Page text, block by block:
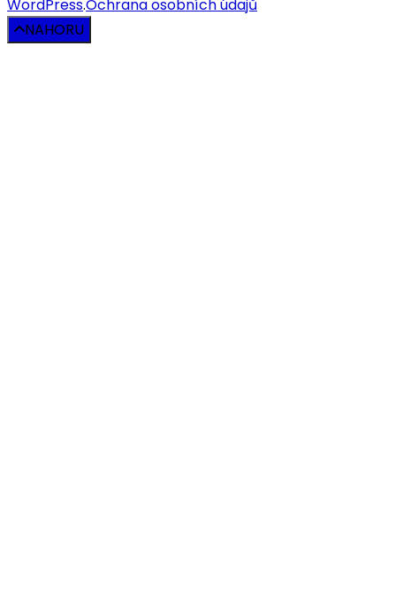
WordPress.Ochrana osobních údajů
NAHORU